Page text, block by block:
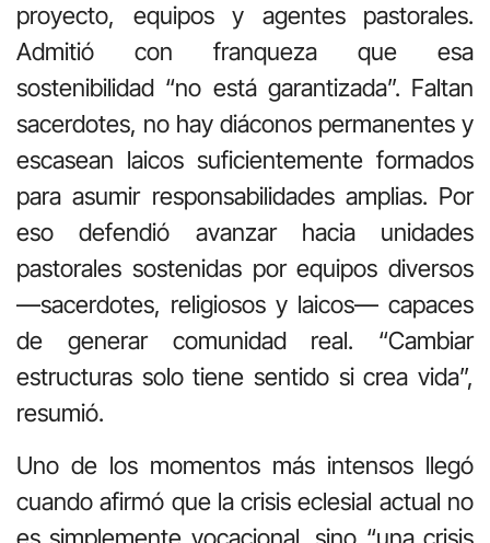
proyecto, equipos y agentes pastorales.
Admitió con franqueza que esa
sostenibilidad “no está garantizada”. Faltan
sacerdotes, no hay diáconos permanentes y
escasean laicos suficientemente formados
para asumir responsabilidades amplias. Por
eso defendió avanzar hacia unidades
pastorales sostenidas por equipos diversos
—sacerdotes, religiosos y laicos— capaces
de generar comunidad real. “Cambiar
estructuras solo tiene sentido si crea vida”,
resumió.
Uno de los momentos más intensos llegó
cuando afirmó que la crisis eclesial actual no
es simplemente vocacional, sino “una crisis